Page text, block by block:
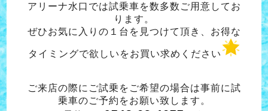
アリーナ水口では試乗車を数多数ご用意してお
ります。
ぜひお気に入りの１台を見つけて頂き、お得な
タイミングで欲しいをお買い求めください
ご来店の際にご試乗をご希望の場合は事前に試
乗車のご予約をお願い致します。